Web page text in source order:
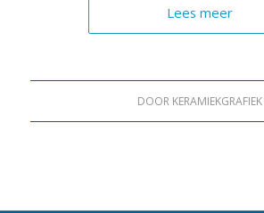
Lees meer
DOOR KERAMIEKGRAFIEK